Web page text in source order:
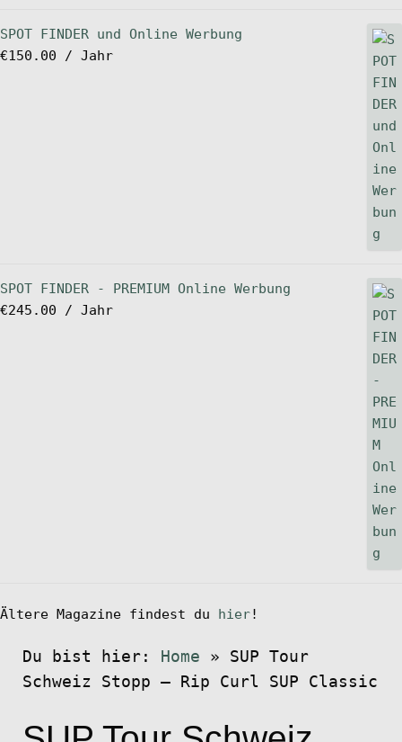
SPOT FINDER und Online Werbung
€150.00 / Jahr
SPOT FINDER - PREMIUM Online Werbung
€245.00 / Jahr
Ältere Magazine findest du hier!
Du bist hier: Home » SUP Tour
Schweiz Stopp – Rip Curl SUP Classic